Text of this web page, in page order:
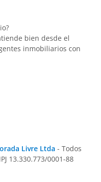
bien desde el
inmobiliarios con
Livre Ltda - Todos
13.330.773/0001-88